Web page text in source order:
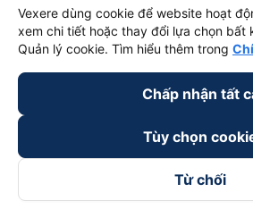
Hỗ trợ
Vexere dùng cookie để website hoạt
xem chi tiết hoặc thay đổi lựa chọn bất
Quản lý cookie. Tìm hiểu thêm trong
Chấp nhận tất
Tùy chọn
Từ chối